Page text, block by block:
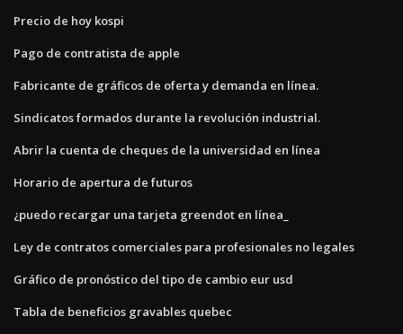
Precio de hoy kospi
Pago de contratista de apple
Fabricante de gráficos de oferta y demanda en línea.
Sindicatos formados durante la revolución industrial.
Abrir la cuenta de cheques de la universidad en línea
Horario de apertura de futuros
¿puedo recargar una tarjeta greendot en línea_
Ley de contratos comerciales para profesionales no legales
Gráfico de pronóstico del tipo de cambio eur usd
Tabla de beneficios gravables quebec